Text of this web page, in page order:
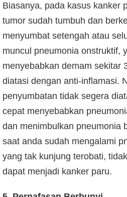
Biasanya, pada kasus kanker
tumor sudah tumbuh dan
menyumbat setengah atau
muncul pneumonia onstruktif,
menyebabkan demam sekitar
diatasi dengan anti-inflamasi.
penyumbatan tidak segera
cepat menyebabkan
dan menimbulkan pneumonia
saat anda sudah mengalami
yang tak kunjung terobati,
dapat menjadi kanker paru.